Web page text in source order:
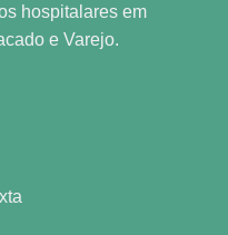
hospitalares em
e Varejo.